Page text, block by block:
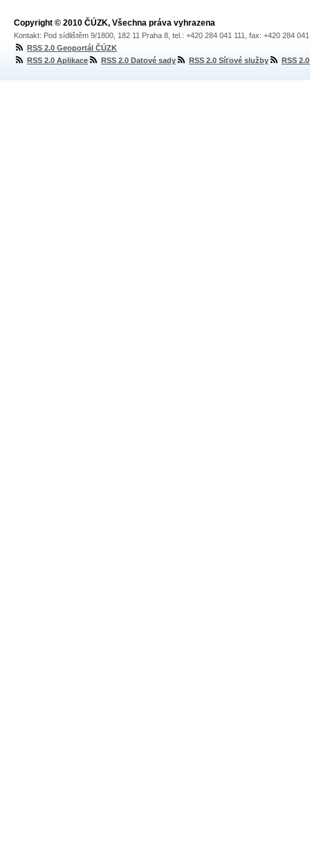
Copyright © 2010 ČÚZK, Všechna práva vyhrazena
Kontakt: Pod sídlištěm 9/1800, 182 11 Praha 8, tel.: +420 284 041 111, fax: +420 284
RSS 2.0 Geoportál ČÚZK
RSS 2.0 Aplikace
RSS 2.0 Datové sady RSS 2.0 Síťové služby RSS